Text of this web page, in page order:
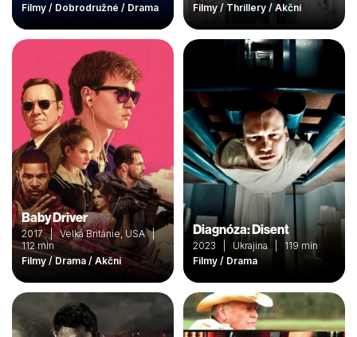
Filmy / Dobrodružné / Drama
Filmy / Thrillery / Akční
Baby Driver
2017 | Velká Británie, USA |
112 min
Filmy / Drama / Akční
Diagnóza: Disent
2023 | Ukrajina | 119 min
Filmy / Drama